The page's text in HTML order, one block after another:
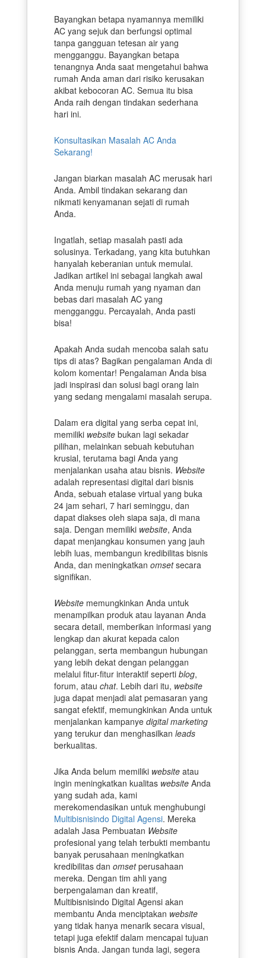
Bayangkan betapa nyamannya memiliki
AC yang sejuk dan berfungsi optimal
tanpa gangguan tetesan air yang
mengganggu. Bayangkan betapa
tenangnya Anda saat mengetahui bahwa
rumah Anda aman dari risiko kerusakan
akibat kebocoran AC. Semua itu bisa
Anda raih dengan tindakan sederhana
hari ini.
Konsultasikan Masalah AC Anda
Sekarang!
Jangan biarkan masalah AC merusak hari
Anda. Ambil tindakan sekarang dan
nikmati kenyamanan sejati di rumah
Anda.
Ingatlah, setiap masalah pasti ada
solusinya. Terkadang, yang kita butuhkan
hanyalah keberanian untuk memulai.
Jadikan artikel ini sebagai langkah awal
Anda menuju rumah yang nyaman dan
bebas dari masalah AC yang
mengganggu. Percayalah, Anda pasti
bisa!
Apakah Anda sudah mencoba salah satu
tips di atas? Bagikan pengalaman Anda di
kolom komentar! Pengalaman Anda bisa
jadi inspirasi dan solusi bagi orang lain
yang sedang mengalami masalah serupa.
Dalam era digital yang serba cepat ini,
memiliki websitebukan lagi sekadar
pilihan, melainkan sebuah kebutuhan
krusial, terutama bagi Anda yang
menjalankan usaha atau bisnis. Website
adalah representasi digital dari bisnis
Anda, sebuah etalase virtual yang buka
24 jam sehari, 7 hari seminggu, dan
dapat diakses oleh siapa saja, di mana
saja. Dengan memiliki website, Anda
dapat menjangkau konsumen yang jauh
lebih luas, membangun kredibilitas bisnis
Anda, dan meningkatkan omsetsecara
signifikan.
Websitememungkinkan Anda untuk
menampilkan produk atau layanan Anda
secara detail, memberikan informasi yang
lengkap dan akurat kepada calon
pelanggan, serta membangun hubungan
yang lebih dekat dengan pelanggan
melalui fitur-fitur interaktif seperti blog,
forum, atau chat. Lebih dari itu, website
juga dapat menjadi alat pemasaran yang
sangat efektif, memungkinkan Anda untuk
menjalankan kampanye digital marketing
yang terukur dan menghasilkan leads
berkualitas.
Jika Anda belum memiliki websiteatau
ingin meningkatkan kualitas websiteAnda
yang sudah ada, kami
merekomendasikan untuk menghubungi
Multibisnisindo Digital Agensi. Mereka
adalah Jasa Pembuatan Website
profesional yang telah terbukti membantu
banyak perusahaan meningkatkan
kredibilitas dan omsetperusahaan
mereka. Dengan tim ahli yang
berpengalaman dan kreatif,
Multibisnisindo Digital Agensi akan
membantu Anda menciptakan website
yang tidak hanya menarik secara visual,
tetapi juga efektif dalam mencapai tujuan
bisnis Anda. Jangan tunda lagi, segera